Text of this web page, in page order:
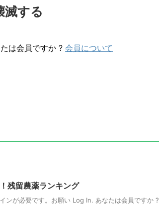
滅する
は会員ですか ? 会員について
残留農薬ランキング
ンが必要です。お願い Log In. あなたは会員ですか ?